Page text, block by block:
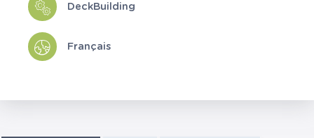
DeckBuilding
Français